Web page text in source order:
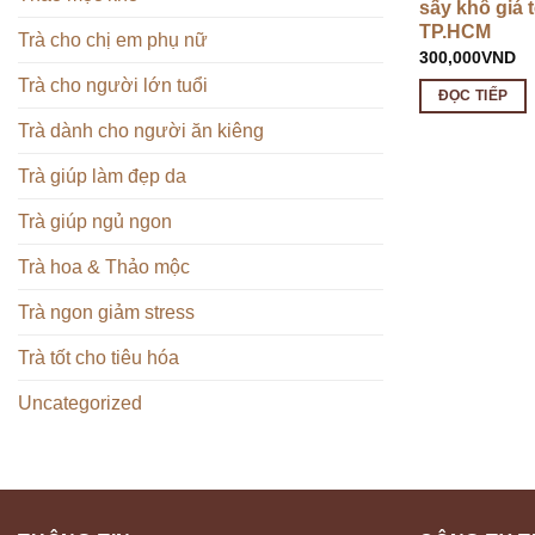
Trà cho chị em phụ nữ
Trà cho người lớn tuổi
Trà dành cho người ăn kiêng
Trà giúp làm đẹp da
Trà giúp ngủ ngon
Trà hoa & Thảo mộc
Trà ngon giảm stress
Trà tốt cho tiêu hóa
Uncategorized
sấy khô giá
TP.HCM
300,000VND
ĐỌC TIẾP